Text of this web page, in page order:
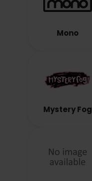
Mono
Mystery Fog